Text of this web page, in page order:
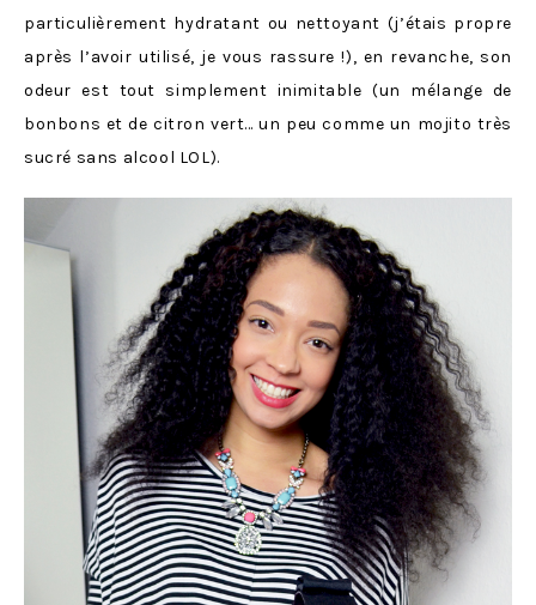
particulièrement hydratant ou nettoyant (j’étais propre
après l’avoir utilisé, je vous rassure !), en revanche, son
odeur est tout simplement inimitable (un mélange de
bonbons et de citron vert… un peu comme un mojito très
sucré sans alcool LOL).